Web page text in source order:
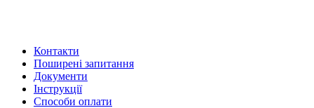
Контакти
Поширені запитання
Документи
Інструкції
Способи оплати